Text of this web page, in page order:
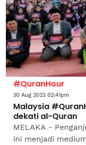
#QuranHour
30 Aug 2023 02:41pm
Malaysia
dekati al-Quran
MELAKA -
ini menjadi